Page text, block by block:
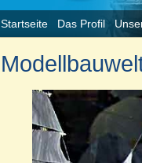
Startseite Das Profil